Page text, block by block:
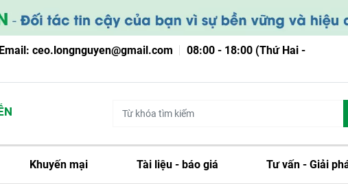
Email: ceo.longnguyen@gmail.com
08:00 - 18:00 (Thứ Hai -
Khuyến mại Tài liệu - báo giá Tư vấn - Giải